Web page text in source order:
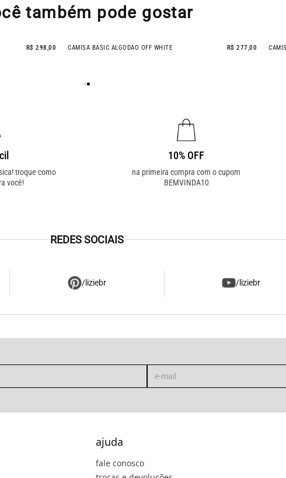
também pode gostar
R$ 298,00 CAMISA BASIC ALGODAO OFF WHITE R$ 277,00
troque como
você!
10% OFF
na primeira compra com o cupom
BEMVINDA10
REDES SOCIAIS
/liziebr /liziebr
ajuda
fale conosco